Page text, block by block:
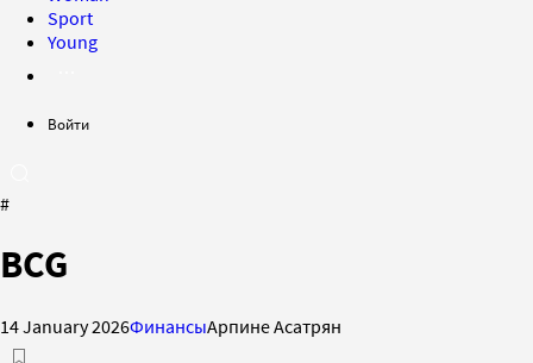
Sport
Young
Войти
#
BCG
14 January 2026ФинансыАрпине Асатрян